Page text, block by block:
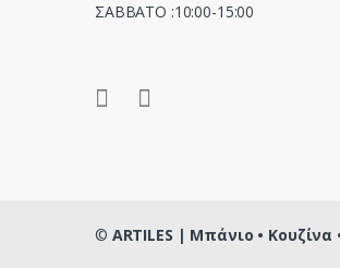
ΣΑΒΒΑΤΟ :10:00-15:00
© ARTILES | Μπάνιο • Κουζίνα